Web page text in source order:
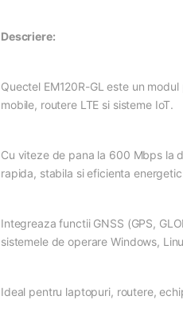
Descriere:
Quectel EM120R-GL este un
mobile, routere LTE si sisteme IoT.
Cu viteze de pana la 600 Mbps la
rapida, stabila si eficienta
Integreaza functii GNSS (GPS,
sistemele de operare Windows,
Ideal pentru laptopuri, routere,